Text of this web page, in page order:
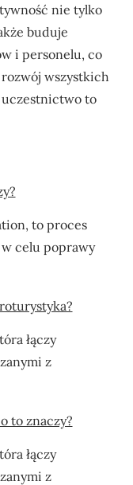
nie tylko
buduje
i personelu, co
wszystkich
to
to proces
celu poprawy
łączy
z
to znaczy?
łączy
z